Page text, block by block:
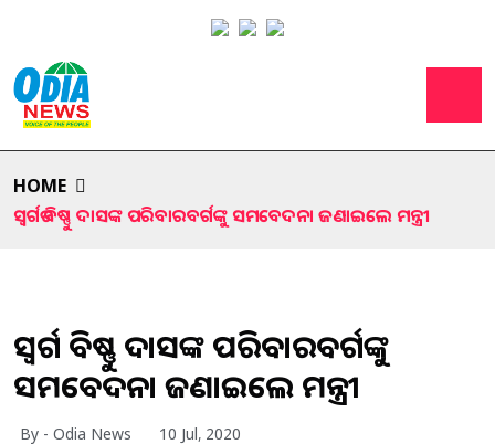
HOME
ସ୍ବର୍ଗତ ବିଷ୍ଣୁ ଦାସଙ୍କ ପରିବାରବର୍ଗଙ୍କୁ ସମବେଦନା ଜଣାଇଲେ ମନ୍ତ୍ରୀ
ସ୍ବର୍ଗତ ବିଷ୍ଣୁ ଦାସଙ୍କ ପରିବାରବର୍ଗଙ୍କୁ
ସମବେଦନା ଜଣାଇଲେ ମନ୍ତ୍ରୀ
By - Odia News 10 Jul, 2020